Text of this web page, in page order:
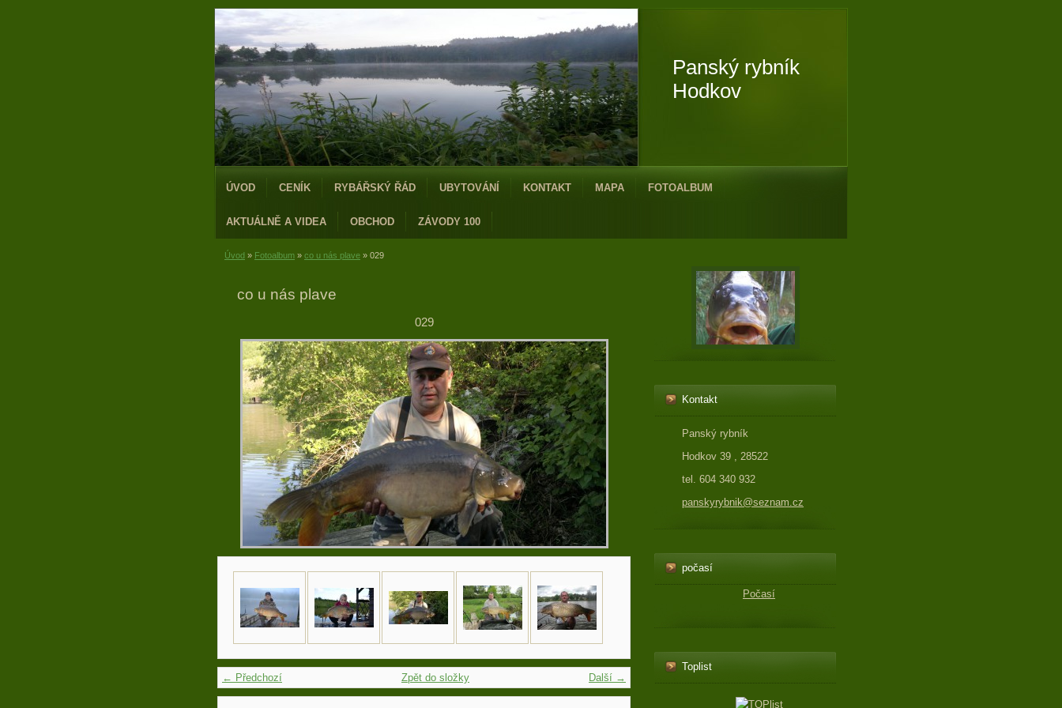
Panský rybník
Hodkov
ÚVOD CENÍK RYBÁŘSKÝ ŘÁD UBYTOVÁNÍ KONTAKT MAPA FOTOALBUM
AKTUÁLNĚ A VIDEA OBCHOD ZÁVODY 100
Kontakt
Panský rybník
Hodkov 39 , 28522
tel. 604 340 932
panskyrybnik@seznam.cz
počasí
Počasí
Toplist
Úvod » Fotoalbum » co u nás plave » 029
co u nás plave
029
← Předchozí Další →
Zpět do složky